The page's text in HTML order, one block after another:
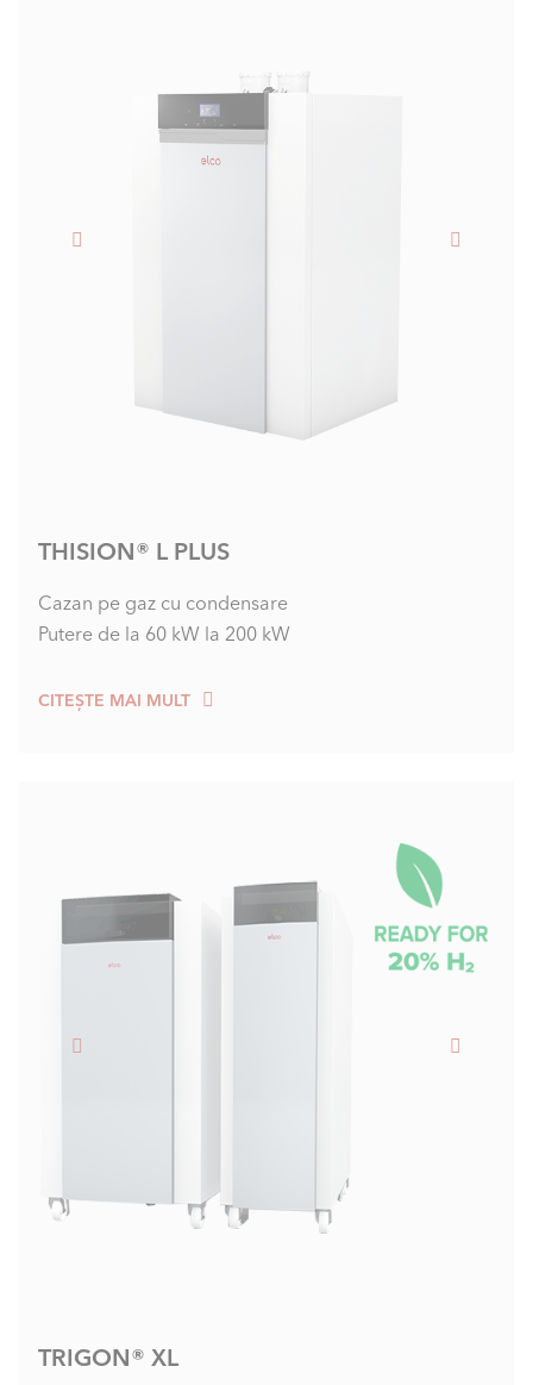
THISION® L PLUS
Cazan pe gaz cu condensare
Putere de la 60 kW la 200 kW
CITEȘTE MAI MULT
TRIGON® XL